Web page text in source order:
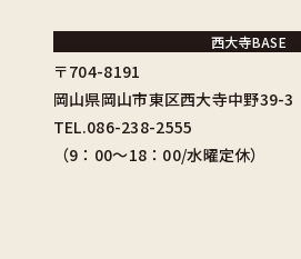
西大寺BASE
〒704-8191
岡山県岡山市東区西大寺中野39-3
TEL.086-238-2555
（9：00〜18：00/水曜定休）